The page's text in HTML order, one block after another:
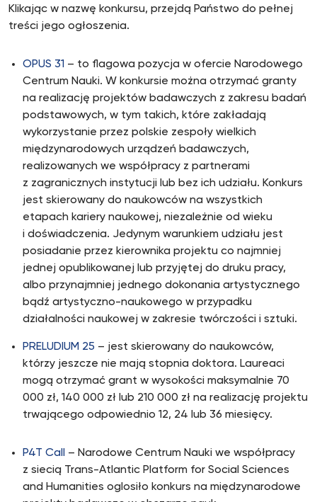
Klikając w nazwę konkursu, przejdą Państwo do pełnej
treści jego ogłoszenia.
OPUS 31 – to flagowa pozycja w ofercie Narodowego
Centrum Nauki. W konkursie można otrzymać granty
na realizację projektów badawczych z zakresu badań
podstawowych, w tym takich, które zakładają
wykorzystanie przez polskie zespoły wielkich
międzynarodowych urządzeń badawczych,
realizowanych we współpracy z partnerami
z zagranicznych instytucji lub bez ich udziału. Konkurs
jest skierowany do naukowców na wszystkich
etapach kariery naukowej, niezależnie od wieku
i doświadczenia. Jedynym warunkiem udziału jest
posiadanie przez kierownika projektu co najmniej
jednej opublikowanej lub przyjętej do druku pracy,
albo przynajmniej jednego dokonania artystycznego
bądź artystyczno-naukowego w przypadku
działalności naukowej w zakresie twórczości i sztuki.
PRELUDIUM 25 – jest skierowany do naukowców,
którzy jeszcze nie mają stopnia doktora. Laureaci
mogą otrzymać grant w wysokości maksymalnie 70
000 zł, 140 000 zł lub 210 000 zł na realizację projektu
trwającego odpowiednio 12, 24 lub 36 miesięcy.
P4T Call
– Narodowe Centrum Nauki we współpracy
z siecią Trans-Atlantic Platform for Social Sciences
and Humanities oglosiło konkurs na międzynarodowe